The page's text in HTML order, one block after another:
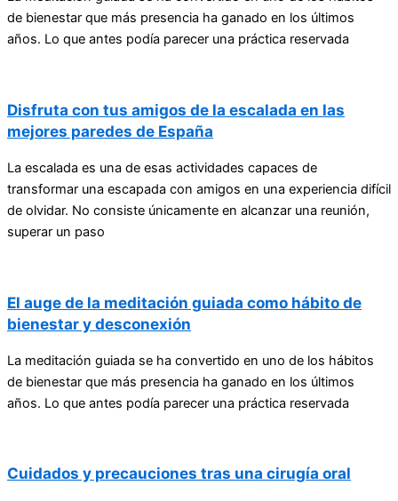
de bienestar que más presencia ha ganado en los últimos
años. Lo que antes podía parecer una práctica reservada
Disfruta con tus amigos de la escalada en las
mejores paredes de España
La escalada es una de esas actividades capaces de
transformar una escapada con amigos en una experiencia difícil
de olvidar. No consiste únicamente en alcanzar una reunión,
superar un paso
El auge de la meditación guiada como hábito de
bienestar y desconexión
La meditación guiada se ha convertido en uno de los hábitos
de bienestar que más presencia ha ganado en los últimos
años. Lo que antes podía parecer una práctica reservada
Cuidados y precauciones tras una cirugía oral